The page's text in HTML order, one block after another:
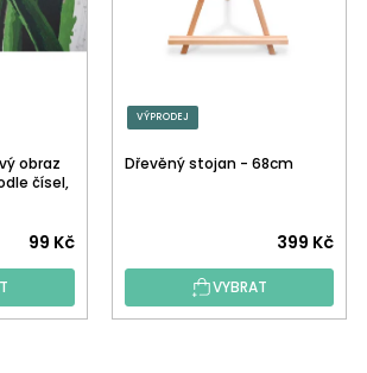
obraz
čísel,
99 Kč
VÝPRODEJ
Dřevěný stojan - 68cm
399 Kč
VYBRAT